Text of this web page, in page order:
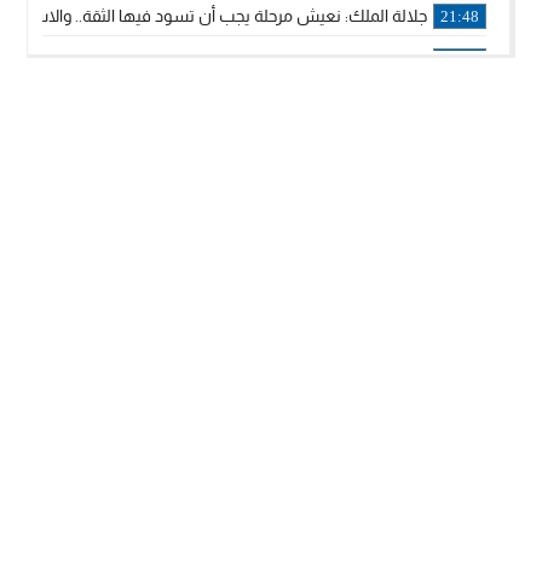
21:48 جلالة الملك: نعيش مرحلة يجب أن تسود فيها الثقة..